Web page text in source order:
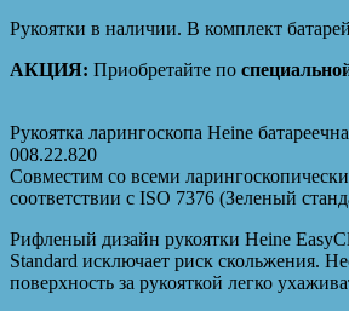
Рукоятки в наличии. В комплект
АКЦИЯ: Приобретайте по
Рукоятка ларингоскопа Heine
008.22.820
Совместим со всеми
соответствии с ISO 7376 (Зеленый
Рифленый дизайн рукоятки Heine
Standard исключает риск скольжения.
поверхность за рукояткой легко